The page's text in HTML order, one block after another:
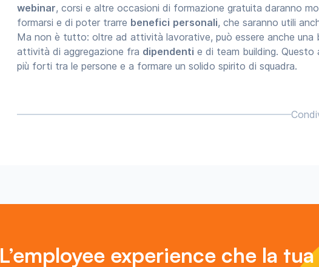
webinar, corsi e altre occasioni di formazione gratuita daranno
formarsi e di poter trarre benefici personali, che saranno utili
Ma non è tutto: oltre ad attività lavorative, può essere anche una
attività di aggregazione fra dipendenti e di team building. Questo
più forti tra le persone e a formare un solido spirito di squadra.
L’employee experience che la